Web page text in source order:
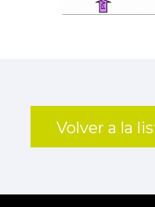
Volver a la